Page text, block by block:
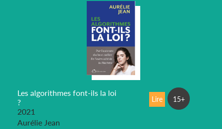
Les algorithmes font-ils la loi
?
2021
Aurélie Jean
Lire 15+